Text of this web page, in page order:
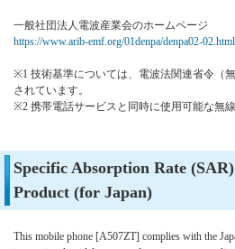
一般社団法人電波産業会のホームページ
https://www.arib-emf.org/01denpa/denpa02-02.html
※1 技術基準については、電波法関連省令（
されています。
※2 携帯電話サービスと同時に使用可能な無線
Specific Absorption Rate
Product (for Japan)
This mobile phone [A507ZT] complies with the